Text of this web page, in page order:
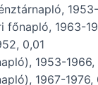
főnapló, 1963-
0,01
1953-1966,
1967-1976,